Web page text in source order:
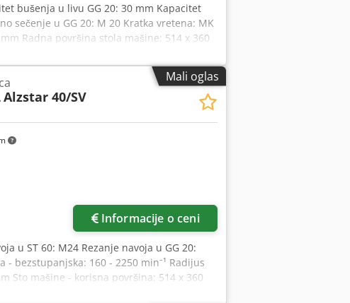
bušenja u livu GG 20: 30 mm Kapacitet
sečenje u GG 20: M 20 Kratka vretena: MK
Radna površina stola mašine: 514 x 360
sto (min./max.): 132 / 724 mm Ručno
ob/min Ukupna potrebna snaga: 1,0 /1,6
Aqtsf - Gljivasti taster (zakačen) za
prekidač - Besprekorno podešavanje
utikač (kompletno montiran) - Zaštita
RAL 9003, Pantone 7545c, crna
snopom svetlosti, priključna snaga
od: posebnog rezervoara (33 l), pumpe sa
Mali oglas
Alzstar 40/SV
Informacije o ceni
u ST 60: M24 Rezanje navoja u GG 20:
bezstupanjska: 160 - 2250 min⁻¹ Radijus
Sto mašine - korisna površina: 514 x 360
vreteno-sto min./maks.: 117/701 mm